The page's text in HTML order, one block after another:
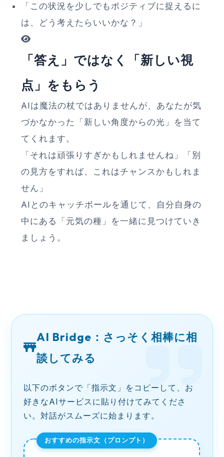
「この状況を少しでもポジティブに捉えるに
は、どう考えたらいいかな？」
「答え」ではなく「新しい視
点」をもらう
AIは魔法の杖ではありませんが、あなたが気
づかなかった「新しい角度からの光」を当て
てくれます。
「それは頑張りすぎかもしれませんね」「別
の見方をすれば、これはチャンスかもしれま
せん」
AIとのキャッチボールを通じて、自分自身の
中にある「元気の種」を一緒に見つけていき
ましょう。
AI Bridge：さっそく相棒に相
談してみる
以下のボタンで「指示文」をコピーして、お
好きなAIサービスに貼り付けてみてくださ
い。対話がスムーズに始まります。
おすすめの指示文（プロンプト）